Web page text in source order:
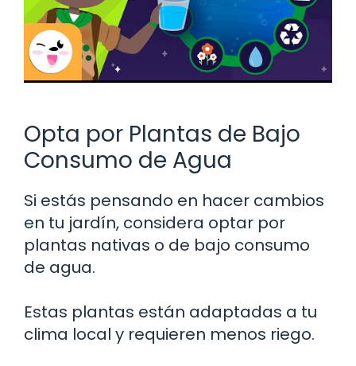
Opta por Plantas de Bajo
Consumo de Agua
Si estás pensando en hacer cambios
en tu jardín, considera optar por
plantas nativas o de bajo consumo
de agua.
Estas plantas están adaptadas a tu
clima local y requieren menos riego.